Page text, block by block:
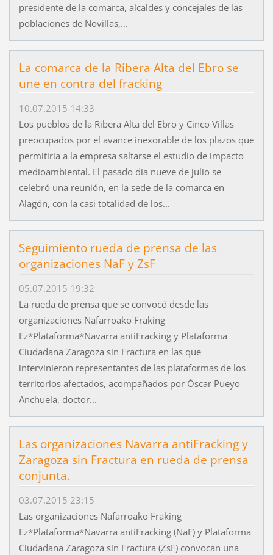
presidente de la comarca, alcaldes y concejales de las
poblaciones de Novillas,...
La comarca de la Ribera Alta del Ebro se
une en contra del fracking
10.07.2015 14:33
Los pueblos de la Ribera Alta del Ebro y Cinco Villas
preocupados por el avance inexorable de los plazos que
permitiría a la empresa saltarse el estudio de impacto
medioambiental. El pasado día nueve de julio se
celebró una reunión, en la sede de la comarca en
Alagón, con la casi totalidad de los...
Seguimiento rueda de prensa de las
organizaciones NaF y ZsF
05.07.2015 19:32
La rueda de prensa que se convocó desde las
organizaciones Nafarroako Fraking
Ez*Plataforma*Navarra antiFracking y Plataforma
Ciudadana Zaragoza sin Fractura en las que
intervinieron representantes de las plataformas de los
territorios afectados, acompañados por Óscar Pueyo
Anchuela, doctor...
Las organizaciones Navarra antiFracking y
Zaragoza sin Fractura en rueda de prensa
conjunta.
03.07.2015 23:15
Las organizaciones Nafarroako Fraking
Ez*Plataforma*Navarra antiFracking (NaF) y Plataforma
Ciudadana Zaragoza sin Fractura (ZsF) convocan una